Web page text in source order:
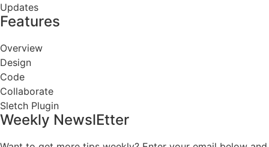
Updates
Features
Overview
Design
Code
Collaborate
Sletch Plugin
Weekly NewslEtter